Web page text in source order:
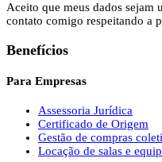
Aceito que meus dados sejam
contato comigo respeitando a
Benefícios
Para Empresas
Assessoria Jurídica
Certificado de Origem
Gestão de compras
Locação de salas e